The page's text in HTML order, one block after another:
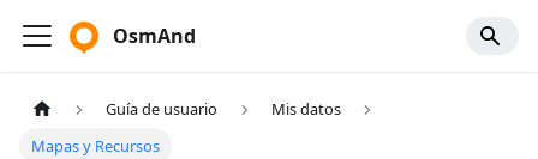
OsmAnd
Guía de usuario
Mis datos
Mapas y Recursos